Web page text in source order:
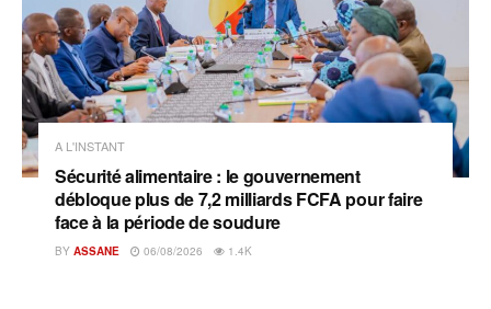
A L'INSTANT
Sécurité alimentaire : le gouvernement
débloque plus de 7,2 milliards FCFA pour faire
face à la période de soudure
BY ASSANE 06/08/2026 1.4K